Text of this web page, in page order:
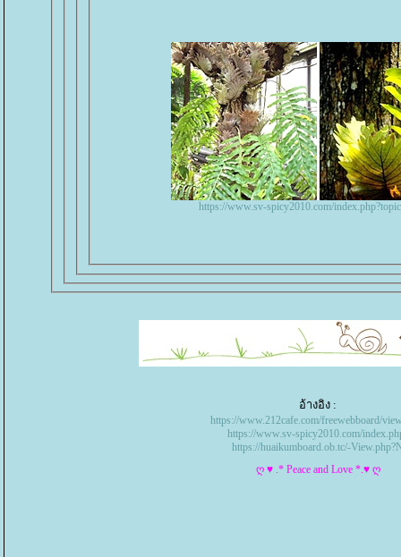
https://www.sv-spicy2010.com/
อ้างอิง :
https://www.212cafe.com/freewebboard/
https://www.sv-spicy2010.com/
https://huaikumboard.ob.tc/-
ღ ♥ .* Peace and Love *.♥ ღ